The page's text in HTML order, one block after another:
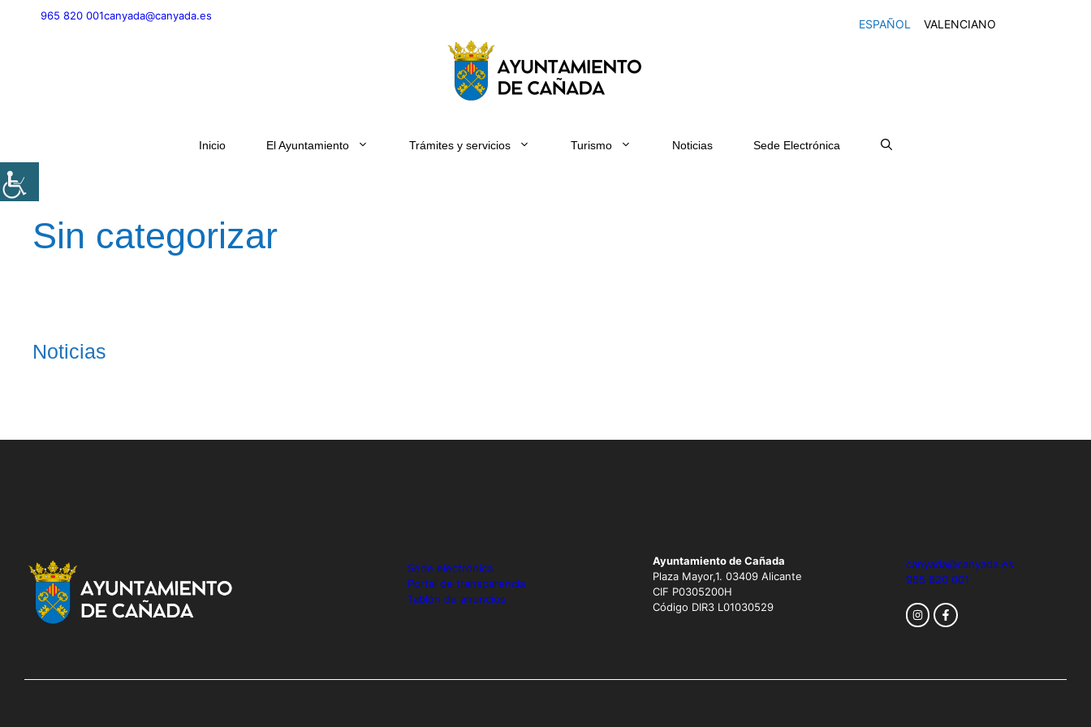
965 820 001canyada@canyada.es
ESPAÑOL VALENCIANO
Inicio El Ayuntamiento Trámites y servicios Turismo Noticias Sede Electrónica
Sin categorizar
Noticias
Sede electrónica
Portal de transparencia
Tablón de anuncios
Ayuntamiento de Cañada
Plaza Mayor,1. 03409 Alicante
CIF P0305200H
Código DIR3 L01030529
canyada@canyada.es
965 820 001